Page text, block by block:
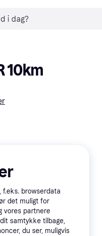
10km
f.eks. browserdata
det muligt for
vores partnere
samtykke tilbage,
du ser, muligvis